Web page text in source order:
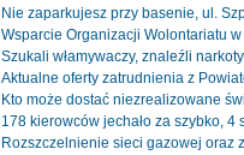
Nie zaparkujesz przy basenie, ul.
Wsparcie Organizacji Wolontariatu w
opinia
Szukali włamywaczy, znaleźli
Aktualne oferty zatrudnienia z
Kto może dostać niezrealizowane
178 kierowców jechało za szybko, 4
Rozszczelnienie sieci gazowej oraz